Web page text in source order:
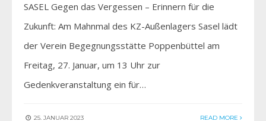
SASEL Gegen das Vergessen – Erinnern für die
Zukunft: Am Mahnmal des KZ-Außenlagers Sasel lädt
der Verein Begegnungsstätte Poppenbüttel am
Freitag, 27. Januar, um 13 Uhr zur
Gedenkveranstaltung ein für…
25. JANUAR 2023 READ MORE